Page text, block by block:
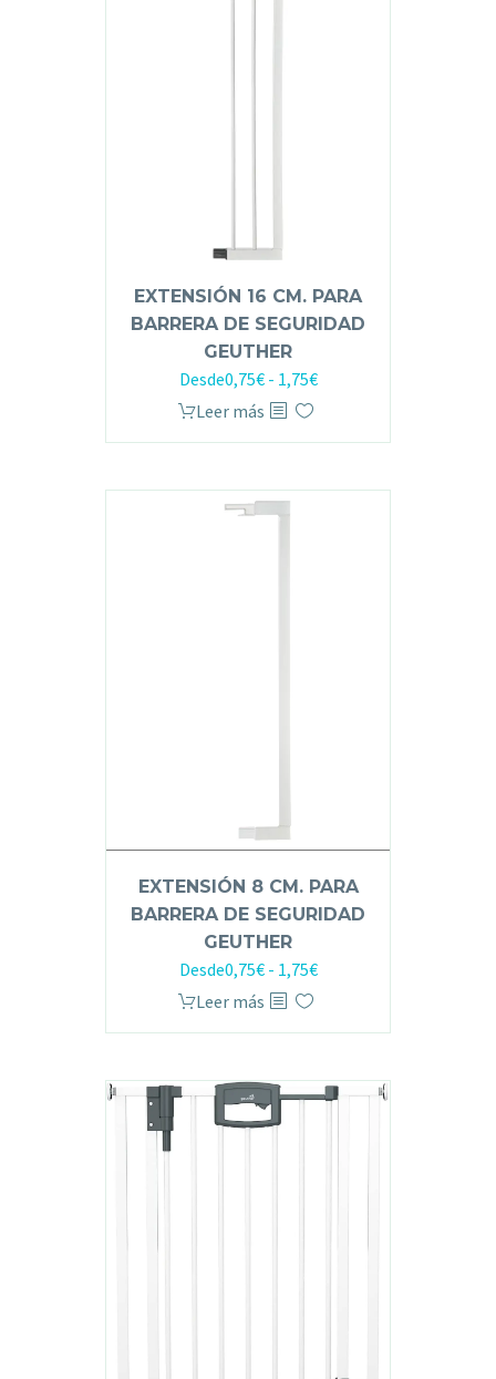
EXTENSIÓN 16 CM. PARA
BARRERA DE SEGURIDAD
GEUTHER
Desde0,75€- 1,75€
Leer más
EXTENSIÓN 8 CM. PARA
BARRERA DE SEGURIDAD
GEUTHER
Desde0,75€- 1,75€
Leer más